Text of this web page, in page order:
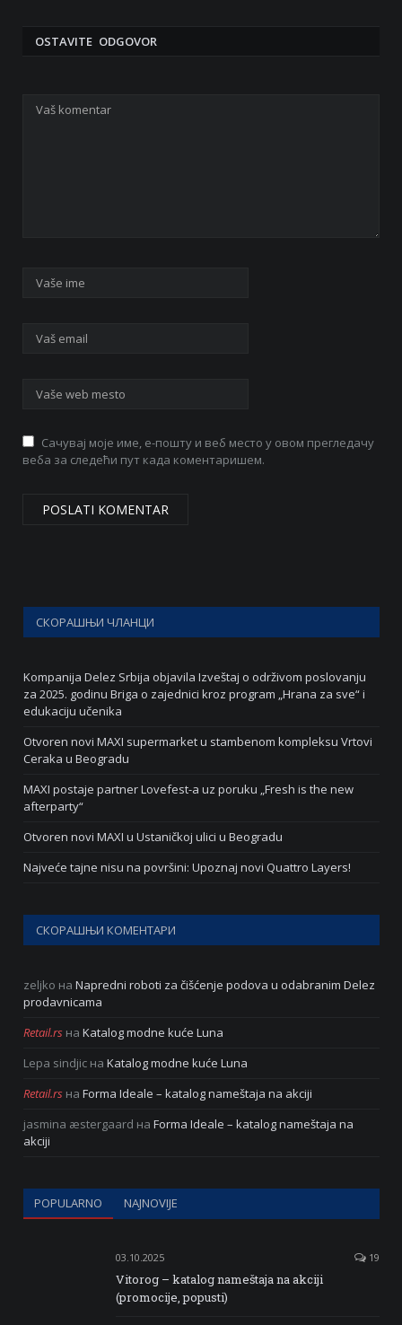
OSTAVITE ODGOVOR
Сачувај моје име, е-пошту и веб место у овом прегледачу
веба за следећи пут када коментаришем.
СКОРАШЊИ ЧЛАНЦИ
Kompanija Delez Srbija objavila Izveštaj o održivom poslovanju
za 2025. godinu Briga o zajednici kroz program „Hrana za sve“ i
edukaciju učenika
Otvoren novi MAXI supermarket u stambenom kompleksu Vrtovi
Ceraka u Beogradu
MAXI postaje partner Lovefest-a uz poruku „Fresh is the new
afterparty“
Otvoren novi MAXI u Ustaničkoj ulici u Beogradu
Najveće tajne nisu na površini: Upoznaj novi Quattro Layers!
СКОРАШЊИ КОМЕНТАРИ
zeljko на Napredni roboti za čišćenje podova u odabranim Delez
prodavnicama
Retail.rs на Katalog modne kuće Luna
Lepa sindjic на Katalog modne kuće Luna
Retail.rs на Forma Ideale – katalog nameštaja na akciji
jasmina æstergaard на Forma Ideale – katalog nameštaja na
akciji
POPULARNO NAJNOVIJE
03.10.2025 19
Vitorog – katalog nameštaja na akciji
(promocije, popusti)